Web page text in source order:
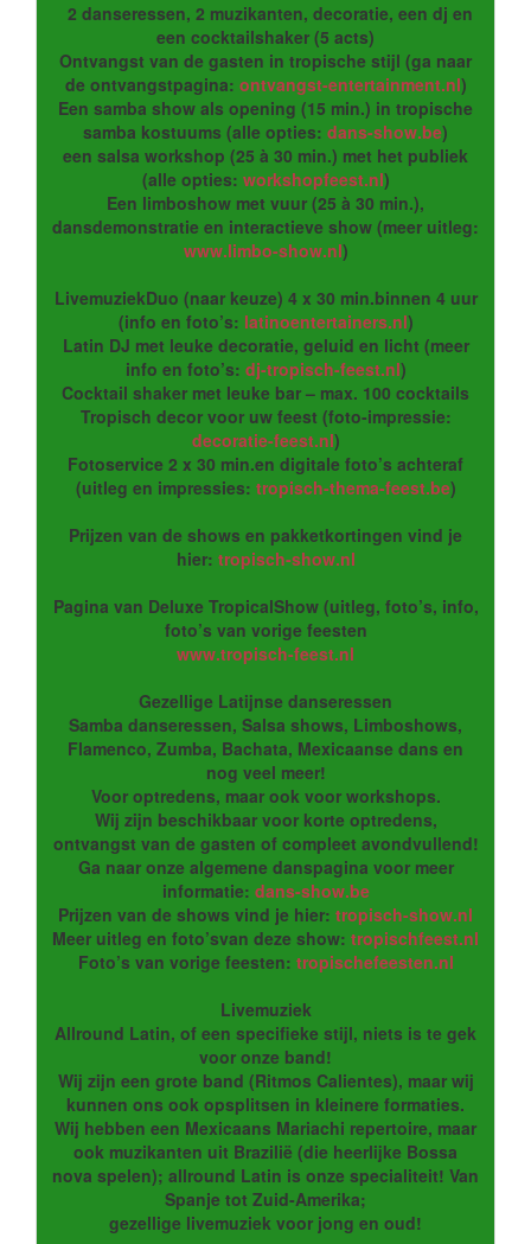
2 danseressen, 2 muzikanten, decoratie, een dj en
een cocktailshaker (5 acts)
Ontvangst van de gasten in tropische stijl (ga naar
de ontvangstpagina: ontvangst-entertainment.nl)
Een samba show als opening (15 min.) in tropische
samba kostuums (alle opties: dans-show.be)
een salsa workshop (25 à 30 min.) met het publiek
(alle opties: workshopfeest.nl)
Een limboshow met vuur (25 à 30 min.),
dansdemonstratie en interactieve show (meer uitleg:
www.limbo-show.nl)
LivemuziekDuo (naar keuze) 4 x 30 min.binnen 4 uur
(info en foto’s: latinoentertainers.nl)
Latin DJ met leuke decoratie, geluid en licht (meer
info en foto’s: dj-tropisch-feest.nl)
Cocktail shaker met leuke bar – max. 100 cocktails
Tropisch decor voor uw feest (foto-impressie:
decoratie-feest.nl)
Fotoservice 2 x 30 min.en digitale foto’s achteraf
(uitleg en impressies: tropisch-thema-feest.be)
Prijzen van de shows en pakketkortingen vind je
hier: tropisch-show.nl
Pagina van Deluxe TropicalShow (uitleg, foto’s, info,
foto’s van vorige feesten
www.tropisch-feest.nl
Gezellige Latijnse danseressen
Samba danseressen, Salsa shows, Limboshows,
Flamenco, Zumba, Bachata, Mexicaanse dans en
nog veel meer!
Voor optredens, maar ook voor workshops.
Wij zijn beschikbaar voor korte optredens,
ontvangst van de gasten of compleet avondvullend!
Ga naar onze algemene danspagina voor meer
informatie: dans-show.be
Prijzen van de shows vind je hier: tropisch-show.nl
Meer uitleg en foto’svan deze show: tropischfeest.nl
Foto’s van vorige feesten: tropischefeesten.nl
Livemuziek
Allround Latin, of een specifieke stijl, niets is te gek
voor onze band!
Wij zijn een grote band (Ritmos Calientes), maar wij
kunnen ons ook opsplitsen in kleinere formaties.
Wij hebben een Mexicaans Mariachi repertoire, maar
ook muzikanten uit Brazilië (die heerlijke Bossa
nova spelen); allround Latin is onze specialiteit! Van
Spanje tot Zuid-Amerika;
gezellige livemuziek voor jong en oud!